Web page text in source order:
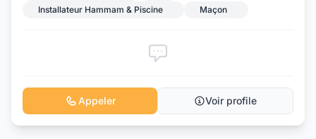
Installateur Hammam & Piscine
Maçon
Appeler Voir profile